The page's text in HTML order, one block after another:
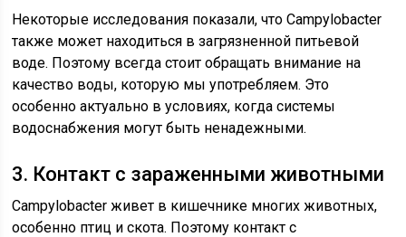
Некоторые исследования показали, что Campylobacter
также может находиться в загрязненной питьевой
воде. Поэтому всегда стоит обращать внимание на
качество воды, которую мы употребляем. Это
особенно актуально в условиях, когда системы
водоснабжения могут быть ненадежными.
3. Контакт с зараженными животными
Campylobacter живет в кишечнике многих животных,
особенно птиц и скота. Поэтому контакт с